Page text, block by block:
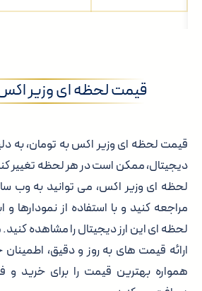
قیمت لحظه ای وزیر
قیمت لحظه ای وزیر اکس به تومان، به
دیجیتال، ممکن است در هر لحظه تغییر
لحظه ای وزیر اکس، می توانید به وب
مراجعه کنید و با استفاده از نمودارها
لحظه ای این ارز دیجیتال را مشاهده
ارائه قیمت های به روز و دقیق،
همواره بهترین قیمت را برای خرید و